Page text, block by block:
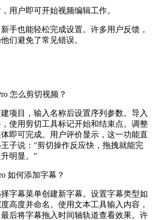
用户即可开始视频编辑工作。
手也能轻松完成设置。许多用户反馈，
们避免了常见错误。
怎么剪切视频？
项目，输入名称后设置序列参数。导入
使用剪切工具标记开始和结束点。调整
即可完成。用户评价显示，这一功能直
子说："剪切操作反应快，拖拽就能完
明显。"
如何添加字幕？
字幕菜单创建新字幕。设置字幕类型如
高度并命名。使用文本工具输入内容，
后将字幕拖入时间轴轨道查看效果。许